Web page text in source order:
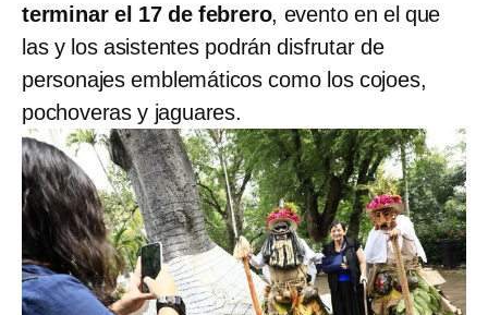
terminar el 17 de febrero, evento en el que
las y los asistentes podrán disfrutar de
personajes emblemáticos como los cojoes,
pochoveras y jaguares.